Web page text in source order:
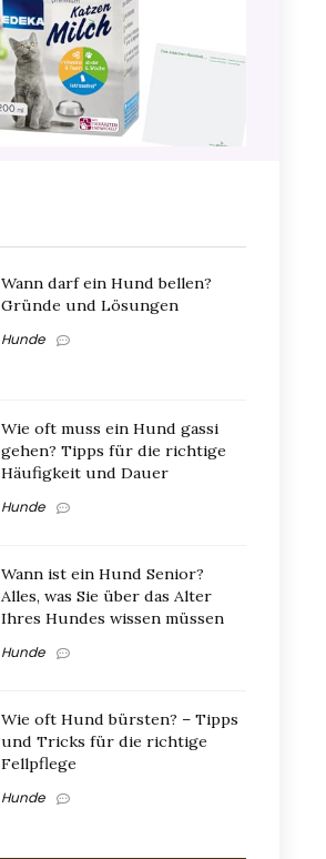
Wann darf ein Hund bellen?
Gründe und Lösungen
Hunde
Wie oft muss ein Hund gassi
gehen? Tipps für die richtige
Häufigkeit und Dauer
Hunde
Wann ist ein Hund Senior?
Alles, was Sie über das Alter
Ihres Hundes wissen müssen
Hunde
Wie oft Hund bürsten? – Tipps
und Tricks für die richtige
Fellpflege
Hunde